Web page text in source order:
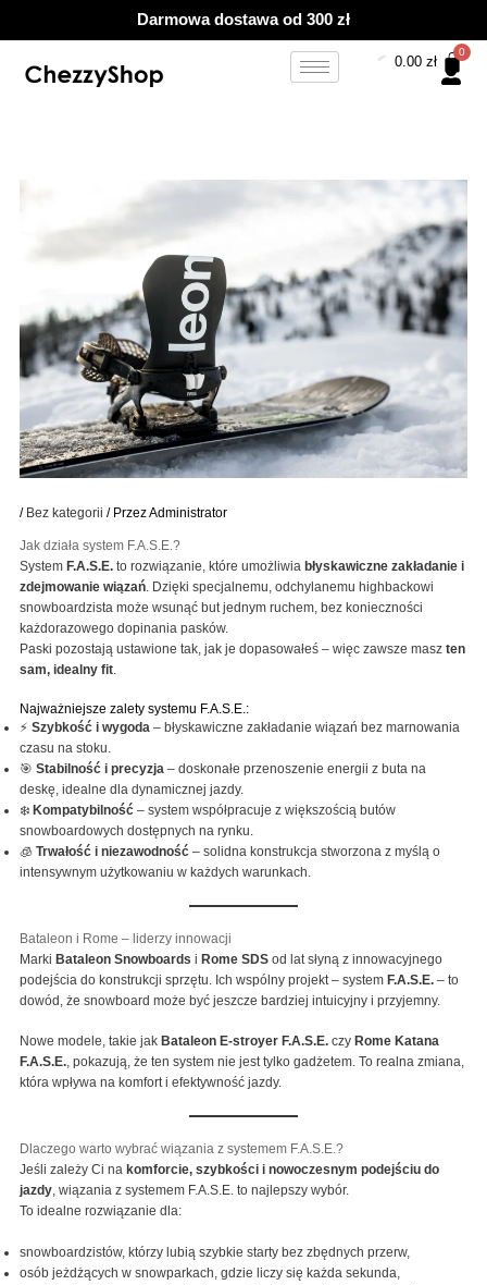
Darmowa dostawa od 300 zł
0.00 zł
/ Bez kategorii / PrzezAdministrator
Jak działa system F.A.S.E.?
SystemF.A.S.E. to rozwiązanie, które umożliwiabłyskawiczne zakładanie i
zdejmowanie wiązań . Dzięki specjalnemu, odchylanemu highbackowi
snowboardzista może wsunąć but jednym ruchem, bez konieczności
każdorazowego dopinania pasków.
Paski pozostają ustawione tak, jak je dopasowałeś – więc zawsze maszten
sam, idealny fit
Najważniejsze zalety systemu F.A.S.E.:
⚡Szybkość i wygoda – błyskawiczne zakładanie wiązań bez marnowania
czasu na stoku.
🎯Stabilność i precyzja – doskonałe przenoszenie energii z buta na
deskę, idealne dla dynamicznej jazdy.
❄️Kompatybilność – system współpracuje z większością butów
snowboardowych dostępnych na rynku.
🧊Trwałość i niezawodność – solidna konstrukcja stworzona z myślą o
intensywnym użytkowaniu w każdych warunkach.
Bataleon i Rome – liderzy innowacji
MarkiBataleon Snowboards iRome SDS od lat słyną z innowacyjnego
podejścia do konstrukcji sprzętu. Ich wspólny projekt – systemF.A.S.E. – to
dowód, że snowboard może być jeszcze bardziej intuicyjny i przyjemny.
Nowe modele, takie jak Bataleon E-stroyer F.A.S.E. czy Rome Katana
F.A.S.E., pokazują, że ten system nie jest tylko gadżetem. To realna zmiana,
która wpływa na komfort i efektywność jazdy.
Dlaczego warto wybrać wiązania z systemem F.A.S.E.?
Jeśli zależy Ci na komforcie, szybkości i nowoczesnym podejściu do
jazdy, wiązania z systemem F.A.S.E. to najlepszy wybór.
To idealne rozwiązanie dla:
snowboardzistów, którzy lubią szybkie starty bez zbędnych przerw,
osób jeżdżących w snowparkach, gdzie liczy się każda sekunda,